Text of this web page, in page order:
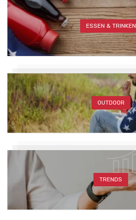
ESSEN & TRINKEN
OUTDOOR
TRENDS